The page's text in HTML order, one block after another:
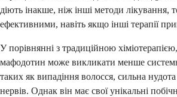
діють інакше, ніж інші методи лікування,
ефективними, навіть якщо інші терапії
У порівнянні з традиційною
мафодотин може викликати менше
таких як випадіння волосся, сильна
нервів. Однак він має свої унікальні